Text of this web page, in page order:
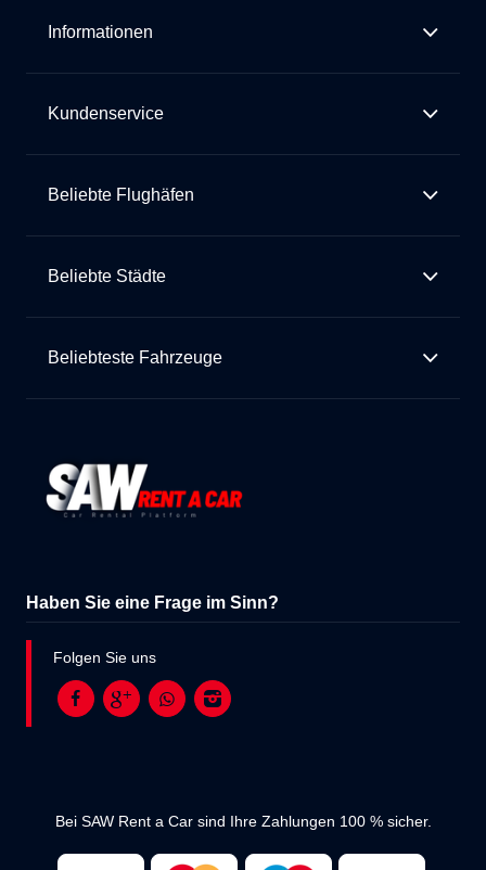
Informationen
Kundenservice
Beliebte Flughäfen
Beliebte Städte
Beliebteste Fahrzeuge
Haben Sie eine Frage im Sinn?
Folgen Sie uns
Bei SAW Rent a Car sind Ihre Zahlungen 100 % sicher.